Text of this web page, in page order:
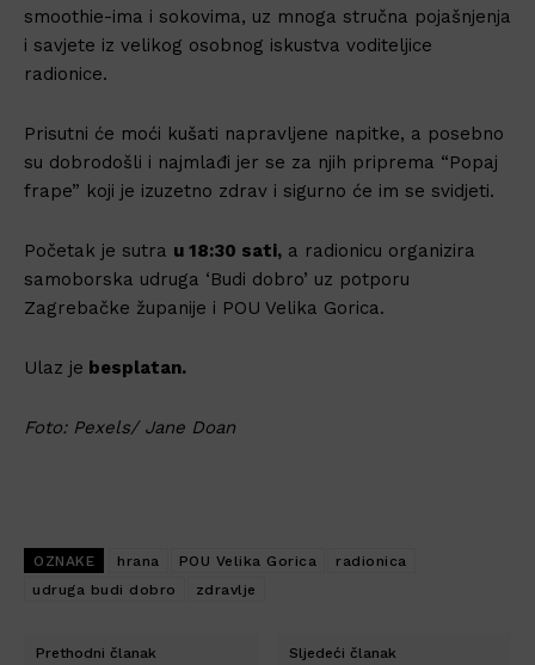
smoothie-ima i sokovima, uz mnoga stručna pojašnjenja
i savjete iz velikog osobnog iskustva voditeljice
radionice.
Prisutni će moći kušati napravljene napitke, a posebno
su dobrodošli i najmlađi jer se za njih priprema “Popaj
frape” koji je izuzetno zdrav i sigurno će im se svidjeti.
Početak je sutra u 18:30 sati, a radionicu organizira
samoborska udruga ‘Budi dobro’ uz potporu
Zagrebačke županije i POU Velika Gorica.
Ulaz je besplatan.
Foto: Pexels/ Jane Doan
OZNAKE hrana POU Velika Gorica
radionica
udruga budi dobro
zdravlje
Prethodni članak Sljedeći članak